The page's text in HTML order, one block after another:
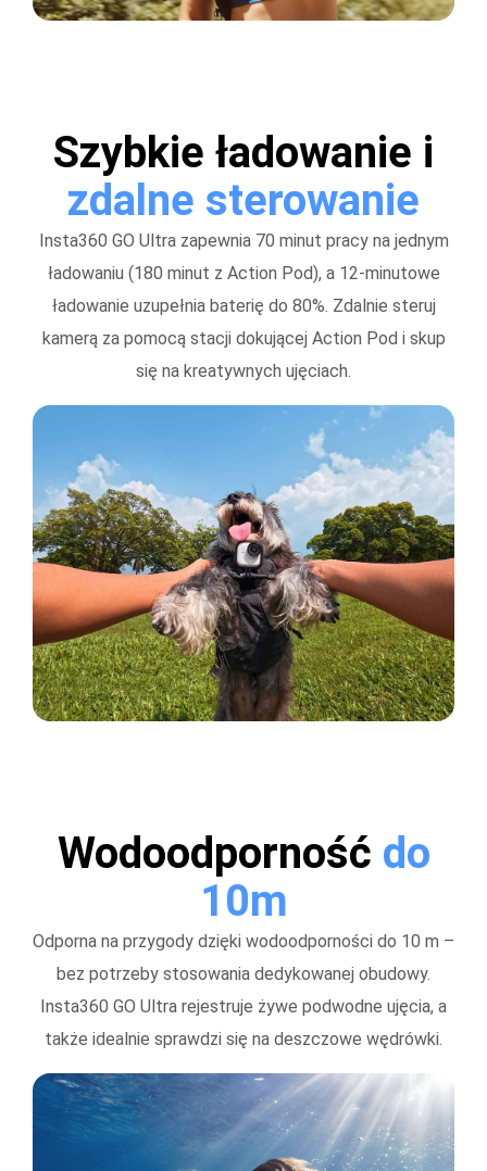
Szybkie ładowanie i
zdalne sterowanie
Insta360 GO Ultra zapewnia 70 minut pracy na jednym
ładowaniu (180 minut z Action Pod), a 12-minutowe
ładowanie uzupełnia baterię do 80%. Zdalnie steruj
kamerą za pomocą stacji dokującej Action Pod i skup
się na kreatywnych ujęciach.
Wodoodporność do
10m
Odporna na przygody dzięki wodoodporności do 10 m –
bez potrzeby stosowania dedykowanej obudowy.
Insta360 GO Ultra rejestruje żywe podwodne ujęcia, a
także idealnie sprawdzi się na deszczowe wędrówki.